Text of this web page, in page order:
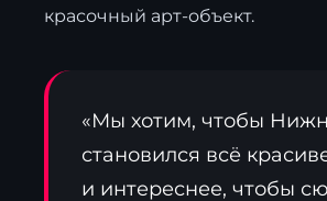
красочный арт-объект.
«Мы хотим, чтобы
становился всё
и интереснее, чтобы